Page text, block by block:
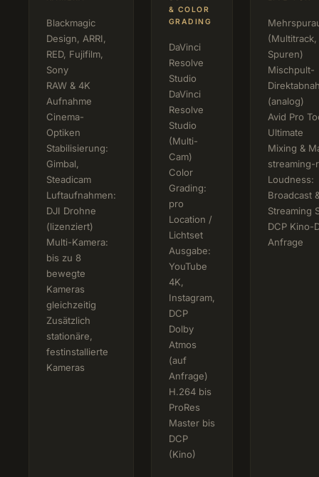
Blackmagic
Design, ARRI,
RED, Fujifilm,
Sony
RAW & 4K
Aufnahme
Cinema-
Optiken
Stabilisierung:
Gimbal,
Steadicam
Luftaufnahmen:
DJI Drohne
(lizenziert)
Multi-Kamera:
bis zu 8
bewegte
Kameras
gleichzeitig
Zusätzlich
stationäre,
festinstallierte
Kameras
& COLOR
GRADING
DaVinci
Resolve
Studio
DaVinci
Resolve
Studio
(Multi-
Cam)
Color
Grading:
pro
Location /
Lichtset
Ausgabe:
YouTube
4K,
Instagram,
DCP
Dolby
Atmos
(auf
Anfrage)
H.264 bis
ProRes
Master bis
DCP
(Kino)
Spuren)
Mischpult-
(analog)
Avid Pro
Ultimate
Mixing &
streaming-
Loudness:
Broadcast
Streaming
DCP Kino-
Anfrage